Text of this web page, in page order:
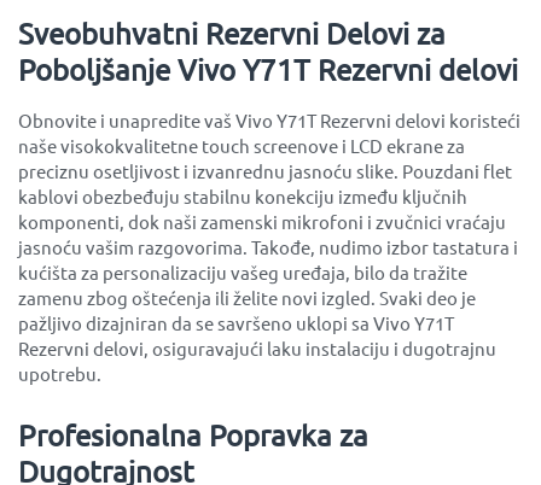
Sveobuhvatni Rezervni Delovi za
Poboljšanje Vivo Y71T Rezervni delovi
Obnovite i unapredite vaš Vivo Y71T Rezervni delovi koristeći
naše visokokvalitetne touch screenove i LCD ekrane za
preciznu osetljivost i izvanrednu jasnoću slike. Pouzdani flet
kablovi obezbeđuju stabilnu konekciju između ključnih
komponenti, dok naši zamenski mikrofoni i zvučnici vraćaju
jasnoću vašim razgovorima. Takođe, nudimo izbor tastatura i
kućišta za personalizaciju vašeg uređaja, bilo da tražite
zamenu zbog oštećenja ili želite novi izgled. Svaki deo je
pažljivo dizajniran da se savršeno uklopi sa Vivo Y71T
Rezervni delovi, osiguravajući laku instalaciju i dugotrajnu
upotrebu.
Profesionalna Popravka za
Dugotrajnost